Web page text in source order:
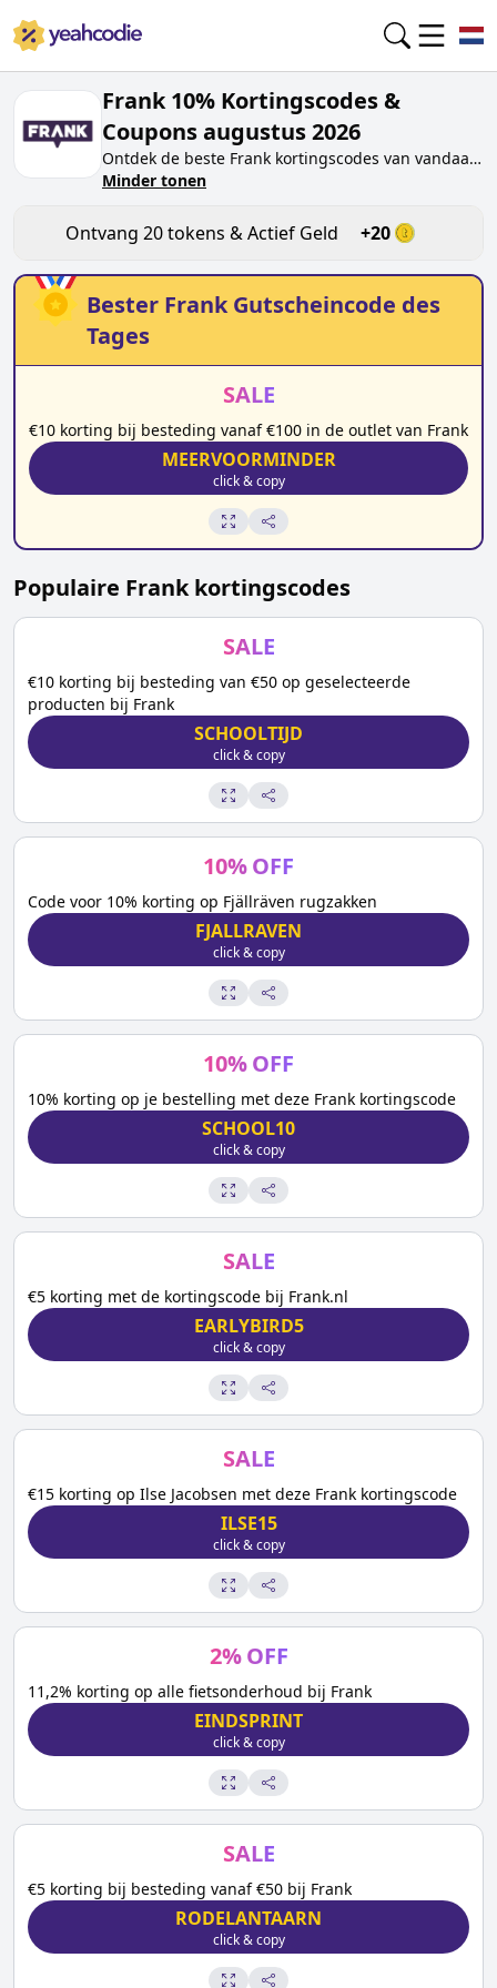
Frank 10% Kortingscodes &
Coupons augustus 2026
Ontdek de beste Frank kortingscodes van vandaag
vooraugustus 2026
door de code te testen. Ontvang beloningen
wanneer jeFrank kortingscodes indient en andere
kopers helpt besparen.
Minder tonen
Ontvang 20 tokens & Actief Geld +20
Bester Frank Gutscheincode des
Tages
SALE
€10 korting bij besteding vanaf €100 in de outlet van Frank
MEERVOORMINDER
click & copy
Populaire Frankkortingscodes
SALE
€10 korting bij besteding van €50 op geselecteerde
producten bij Frank
SCHOOLTIJD
click & copy
10%OFF
Code voor 10% korting op Fjällräven rugzakken
FJALLRAVEN
click & copy
10%OFF
10% korting op je bestelling met deze Frank kortingscode
SCHOOL10
click & copy
SALE
€5 korting met de kortingscode bij Frank.nl
EARLYBIRD5
click & copy
SALE
€15 korting op Ilse Jacobsen met deze Frank kortingscode
ILSE15
click & copy
2% OFF
11,2% korting op alle fietsonderhoud bij Frank
EINDSPRINT
click & copy
SALE
€5 korting bij besteding vanaf €50 bij Frank
RODELANTAARN
click & copy